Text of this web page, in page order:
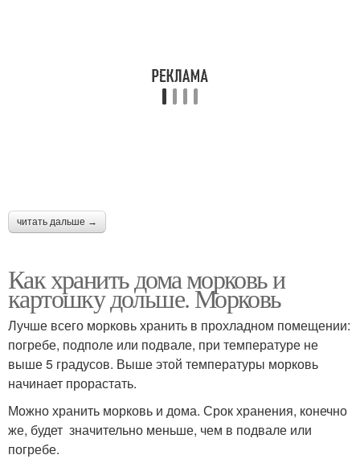
читать дальше →
Как хранить дома морковь и
картошку дольше. Морковь
Лучше всего морковь хранить в прохладном помещении:
погребе, подполе или подвале, при температуре не
выше 5 градусов. Выше этой температуры морковь
начинает прорастать.
Можно хранить морковь и дома. Срок хранения, конечно
же, будет значительно меньше, чем в подвале или
погребе.